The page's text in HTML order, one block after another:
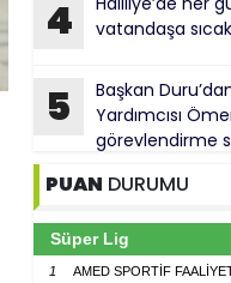
4
vatandaşa
5
Başkan
Yardımcısı
görevlendirme
PUAN DURUMU
Süper Lig
1 AMED SPORTİF